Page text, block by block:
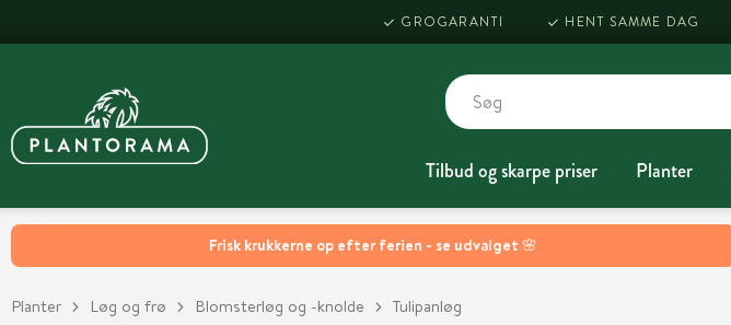
Frisk krukkerne op efter ferien - se udvalget 🌸
GROGARANTI HENT SAMME DAG
Tilbud og skarpe priser Planter
Planter Løg og frø Blomsterløg og -knolde Tulipanløg